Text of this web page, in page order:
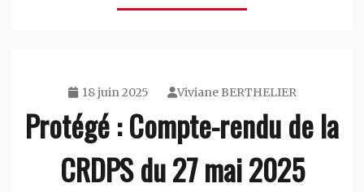
18 juin 2025 Viviane BERTHELIER
Protégé : Compte-rendu de la
CRDPS du 27 mai 2025